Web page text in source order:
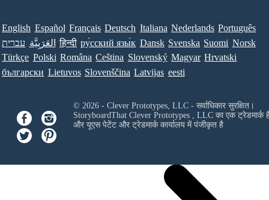
English Español Français Deutsch Italiana Nederlands Português
עברית العَرَبِيَّة हिन्दी ру́сский язы́к Dansk Svenska Suomi Norsk
Türkçe Polski Româna Ceština Slovenský Magyar Hrvatski
български Lietuvos Slovenščina Latvijas eesti
© 2026 - Clever Prototypes, LLC - सर्वाधिकार सुरक्षित।
StoryboardThat Clever Prototypes , LLCका एक ट्रेडमार्क
और यूएस पेटेंट और ट्रेडमार्क कार्यालय में पंजीकृत है